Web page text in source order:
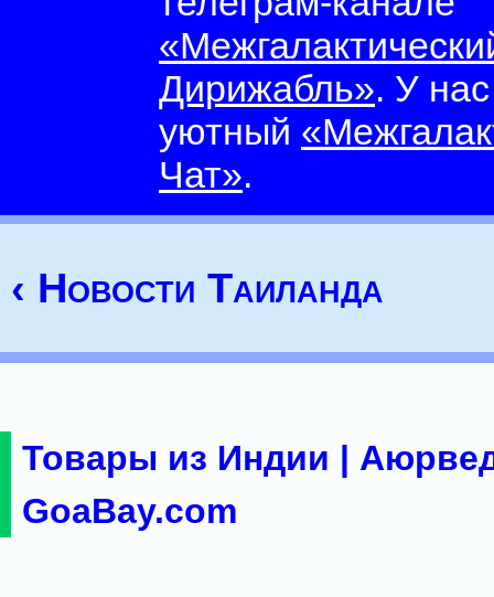
Дирижабль». У
уютный
Чат».
‹ Новости Таиланда
Товары из Индии |
GoaBay.com